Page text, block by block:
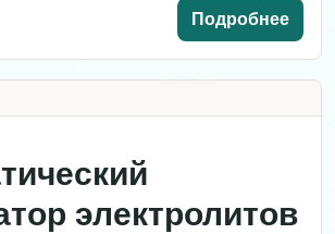
Подробнее
электролитов